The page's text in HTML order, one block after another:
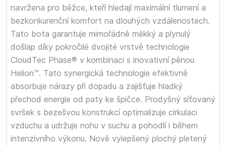
navržena pro běžce, kteří hledají maximální tlumení a
bezkonkurenční komfort na dlouhých vzdálenostech.
Tato bota garantuje mimořádně měkký a plynulý
došlap díky pokročilé dvojité vrstvě technologie
CloudTec Phase® v kombinaci s inovativní pěnou
Helion™. Tato synergická technologie efektivně
absorbuje nárazy při dopadu a zajišťuje hladký
přechod energie od paty ke špičce. Prodyšný síťovaný
svršek s bezešvou konstrukcí optimalizuje cirkulaci
vzduchu a udržuje nohu v suchu a pohodlí i během
intenzivního výkonu. Nově vylepšený plochý pletený